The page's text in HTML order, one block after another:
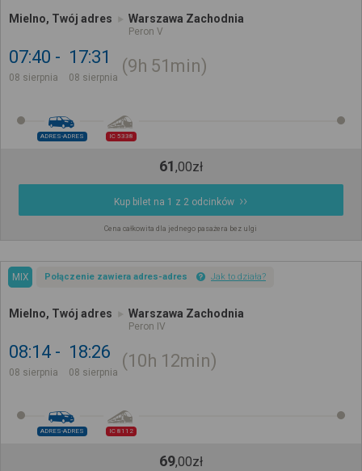
Mielno, Twój adres Warszawa Zachodnia
Peron V
07:40
08 sierpnia
17:31
08 sierpnia
9h 51min
ADRES-ADRES IC 5338
61,00zł
Kup bilet na 1 z 2 odcinków
Cena całkowita dla jednego pasażera bez ulgi
MIX Połączenie zawiera adres-adres Jak to działa?
Mielno, Twój adres Warszawa Zachodnia
Peron IV
08:14
08 sierpnia
18:26
08 sierpnia
10h 12min
ADRES-ADRES IC 8112
69,00zł